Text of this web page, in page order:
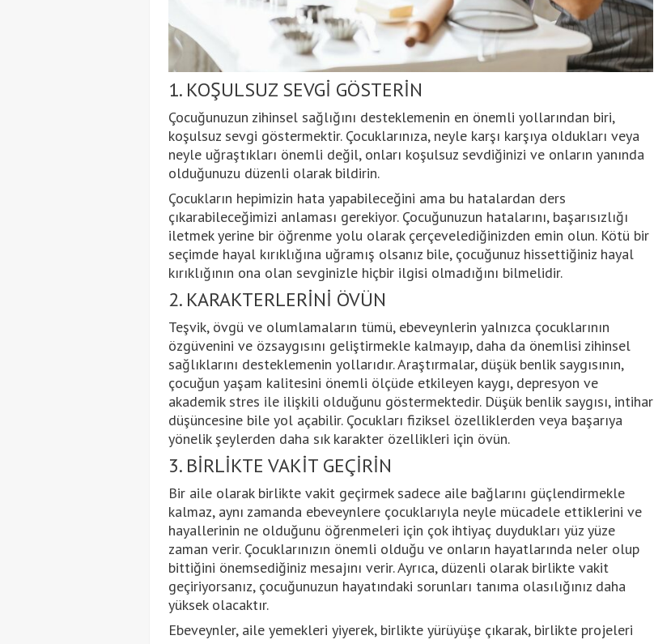
1. KOŞULSUZ SEVGİ GÖSTERİN
Çocuğunuzun zihinsel sağlığını desteklemenin en önemli yollarından biri,
koşulsuz sevgi göstermektir. Çocuklarınıza, neyle karşı karşıya oldukları veya
neyle uğraştıkları önemli değil, onları koşulsuz sevdiğinizi ve onların yanında
olduğunuzu düzenli olarak bildirin.
Çocukların hepimizin hata yapabileceğini ama bu hatalardan ders
çıkarabileceğimizi anlaması gerekiyor. Çocuğunuzun hatalarını, başarısızlığı
iletmek yerine bir öğrenme yolu olarak çerçevelediğinizden emin olun. Kötü bir
seçimde hayal kırıklığına uğramış olsanız bile, çocuğunuz hissettiğiniz hayal
kırıklığının ona olan sevginizle hiçbir ilgisi olmadığını bilmelidir.
2. KARAKTERLERİNİ ÖVÜN
Teşvik, övgü ve olumlamaların tümü, ebeveynlerin yalnızca çocuklarının
özgüvenini ve özsaygısını geliştirmekle kalmayıp, daha da önemlisi zihinsel
sağlıklarını desteklemenin yollarıdır. Araştırmalar, düşük benlik saygısının,
çocuğun yaşam kalitesini önemli ölçüde etkileyen kaygı, depresyon ve
akademik stres ile ilişkili olduğunu göstermektedir. Düşük benlik saygısı, intihar
düşüncesine bile yol açabilir. Çocukları fiziksel özelliklerden veya başarıya
yönelik şeylerden daha sık karakter özellikleri için övün.
3. BİRLİKTE VAKİT GEÇİRİN
Bir aile olarak birlikte vakit geçirmek sadece aile bağlarını güçlendirmekle
kalmaz, aynı zamanda ebeveynlere çocuklarıyla neyle mücadele ettiklerini ve
hayallerinin ne olduğunu öğrenmeleri için çok ihtiyaç duydukları yüz yüze
zaman verir. Çocuklarınızın önemli olduğu ve onların hayatlarında neler olup
bittiğini önemsediğiniz mesajını verir. Ayrıca, düzenli olarak birlikte vakit
geçiriyorsanız, çocuğunuzun hayatındaki sorunları tanıma olasılığınız daha
yüksek olacaktır.
Ebeveynler, aile yemekleri yiyerek, birlikte yürüyüşe çıkarak, birlikte projeleri